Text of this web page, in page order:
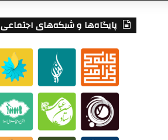
پایگاه‌ها و شبکه‌های اجتماعی